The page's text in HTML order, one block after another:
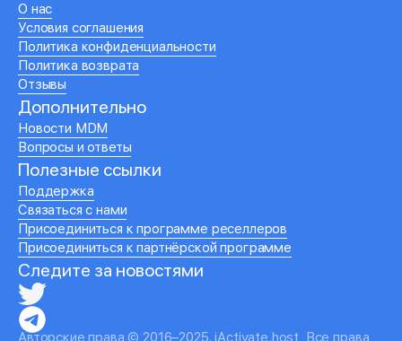
О нас
Условия соглашения
Политика конфиденциальности
Политика возврата
Отзывы
Дополнительно
Новости MDM
Вопросы и ответы
Полезные ссылки
Поддержка
Связаться с нами
Присоединиться к программе реселлеров
Присоединиться к партнёрской программе
Следите за новостями
Авторские права © 2016–2025. iActivate.host, Все права